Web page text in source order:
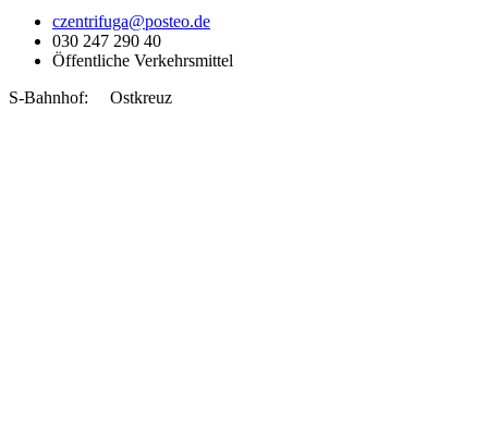
czentrifuga@posteo.de
030 247 290 40
Öffentliche Verkehrsmittel
S-Bahnhof: Ostkreuz